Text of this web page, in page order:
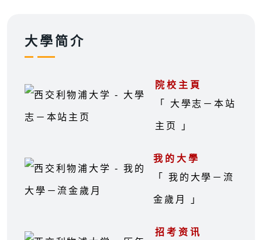
大學简介
院校主頁
「 大學志－本站
主页 」
我的大學
「 我的大學－流
金歲月 」
招考资讯